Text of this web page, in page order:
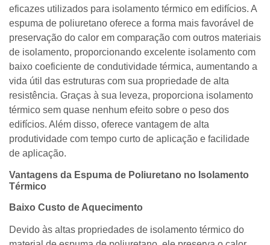
eficazes utilizados para isolamento térmico em edifícios. A
espuma de poliuretano oferece a forma mais favorável de
preservação do calor em comparação com outros materiais
de isolamento, proporcionando excelente isolamento com
baixo coeficiente de condutividade térmica, aumentando a
vida útil das estruturas com sua propriedade de alta
resistência. Graças à sua leveza, proporciona isolamento
térmico sem quase nenhum efeito sobre o peso dos
edifícios. Além disso, oferece vantagem de alta
produtividade com tempo curto de aplicação e facilidade
de aplicação.
Vantagens da Espuma de Poliuretano no Isolamento
Térmico
Baixo Custo de Aquecimento
Devido às altas propriedades de isolamento térmico do